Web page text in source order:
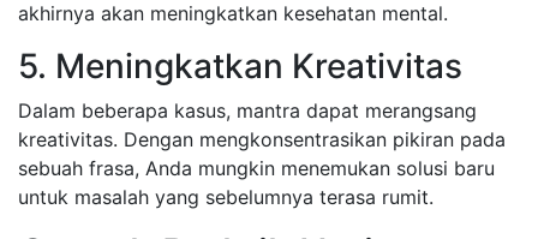
akhirnya akan meningkatkan kesehatan mental.
5. Meningkatkan Kreativitas
Dalam beberapa kasus, mantra dapat merangsang
kreativitas. Dengan mengkonsentrasikan pikiran pada
sebuah frasa, Anda mungkin menemukan solusi baru
untuk masalah yang sebelumnya terasa rumit.